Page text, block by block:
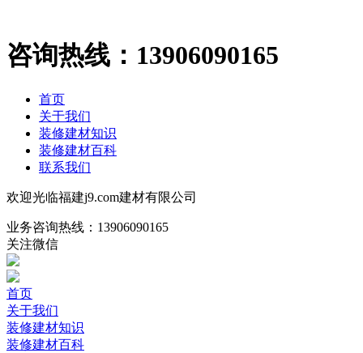
咨询热线： 13906090165
首页
关于我们
装修建材知识
装修建材百科
联系我们
欢迎光临福建j9.com建材有限公司
业务咨询热线： 13906090165
关注微信
首页
关于我们
装修建材知识
装修建材百科